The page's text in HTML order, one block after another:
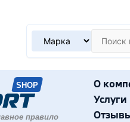
О
Услуги